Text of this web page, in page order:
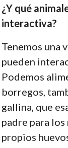
¿Y qué
interactiva?
Tenemos una
pueden
Podemos
borregos,
gallina, que
padre para
propios